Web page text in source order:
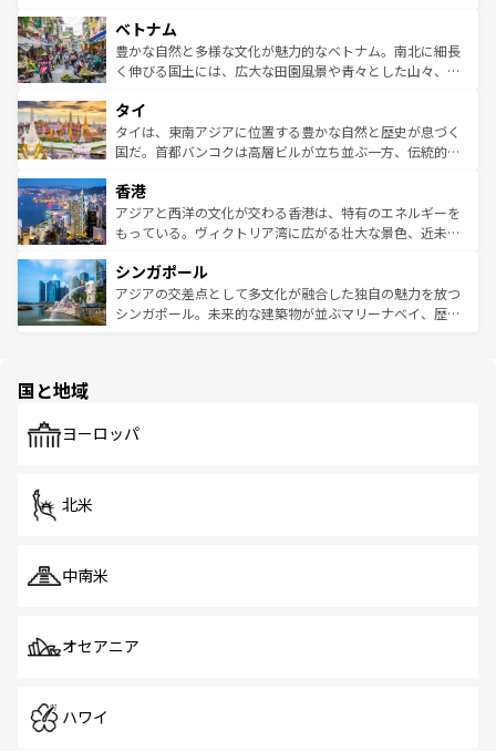
参照してほしい。
容にもいいと評判のスイーツなど、バラエティ豊かな料理
が味わえる。 なお、新着の台湾情報は コンテンツ一覧を参
照してほしい。
き、地方に足を延ばせば四季折々の自然美を楽しむことが
できる。そして、キムチや焼肉、絶品のストリートフード
まで、さまざまな韓国料理が待っている。夜には、韓国な
リティに包まれながら、韓国の多彩な魅力を心ゆくまで味
わってみてほしい。 なお、新着の韓国情報はコンテンツ一
覧を参照してほしい。
ベトナム
豊かな自然と多様な文化が魅力的なベトナム。南北に細長
く伸びる国土には、広大な田園風景や青々とした山々、世
急速な発展と共に伝統が息づく。ハノイの古い町並みやホ
ーチミン市のフランス統治時代の建物も、独特の雰囲気を
醸し出している。また、バラエティの豊かさとおいしさで
とつ。フォーやバインミー、ベトナムコーヒーなどは、ぜ
ひ現地で味わいたい。どの地域を訪れてもあたたかい人々
が旅行者を迎えてくれるので、きっと忘れられない旅にな
参照してほしい。
タイ
タイは、東南アジアに位置する豊かな自然と歴史が息づく
国だ。首都バンコクは高層ビルが立ち並ぶ一方、伝統的な
の活気が交差している。北部ではチェンマイなどの山岳地
帯で自然と触れ合い、南部ではプーケットやクラビの美し
いビーチでリゾート気分を楽しむことができる。タイ料理
激する。気候は一年中温暖で、どの季節にも異なる楽しみ
が待っている。親しみやすいタイの人々、仏教を中心とし
た文化、そして多様な観光資源が、訪れる旅人を魅了し続
香港
アジアと西洋の文化が交わる香港は、特有のエネルギーを
もっている。ヴィクトリア湾に広がる壮大な景色、近未来
み、どこを訪れても感動するはず。観光スポットが密集し
ており、効率よく見どころを回れるのも魅力。息をのむよ
うな絶景から文化的な体験まで、香港を存分に楽しみ尽く
シンガポール
アジアの交差点として多文化が融合した独自の魅力を放つ
シンガポール。未来的な建築物が並ぶマリーナベイ、歴史
で、ホーカーズは地元の風情を楽しめる外せないスポット
国と地域
ヨーロッパ
北米
中南米
オセアニア
ハワイ